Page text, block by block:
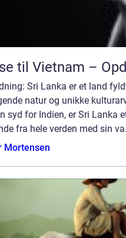
til Vietnam –
Sri Lanka er et land
natur og unikke
syd for Indien, er Sri Lanka
fra hele verden med sin
Mortensen